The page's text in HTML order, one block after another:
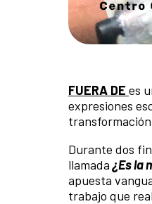
FUERA DE es
expresiones
transformación
Durante dos
llamada¿Es la
apuesta
trabajo que